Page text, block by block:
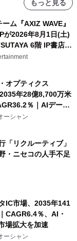
もっと見る
ム『AXIZ WAVE』
が2026年8月1日(土)
6階 IP書店で
オプティクス
年28億8,700万米
％｜AIデータ
通信需要が成長を加
ーシャン
「リクルーティブ」
・ニセコの人手不足
IC市場、2035年141
CAGR6.4％、AI・
場拡大を加速
ーシャン